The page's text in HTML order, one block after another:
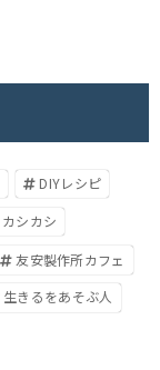
DIYレシピ
カシカシ
友安製作所カフェ
生きるをあそぶ人